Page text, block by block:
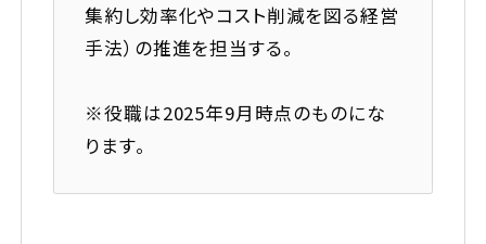
集約し効率化やコスト削減を図る経営
手法）の推進を担当する。
※役職は2025年9月時点のものにな
ります。